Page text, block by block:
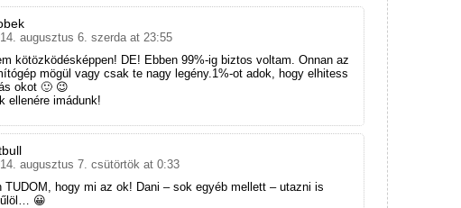
augusztus 6. szerda at 23:55
kötözködésképpen! DE! Ebben 99%-ig biztos voltam. Onnan az
mögül vagy csak te nagy legény.1%-ot adok, hogy elhitess
okot 🙂 😉
ellenére imádunk!
augusztus 7. csütörtök at 0:33
TUDOM, hogy mi az ok! Dani – sok egyéb mellett – utazni is
😀